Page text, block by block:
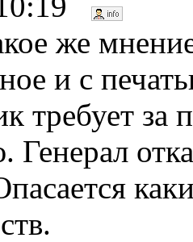
же
и с
требует за